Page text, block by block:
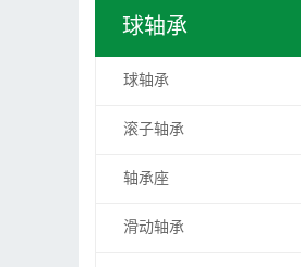
球轴承
球轴承
滚子轴承
轴承座
滑动轴承